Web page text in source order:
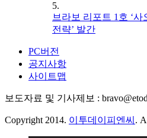
5.
브라보 리포트 1호 ‘사
전략’ 발간
PC버전
공지사항
사이트맵
보도자료 및 기사제보 :
Copyright 2014. 이투데이피엔씨 .